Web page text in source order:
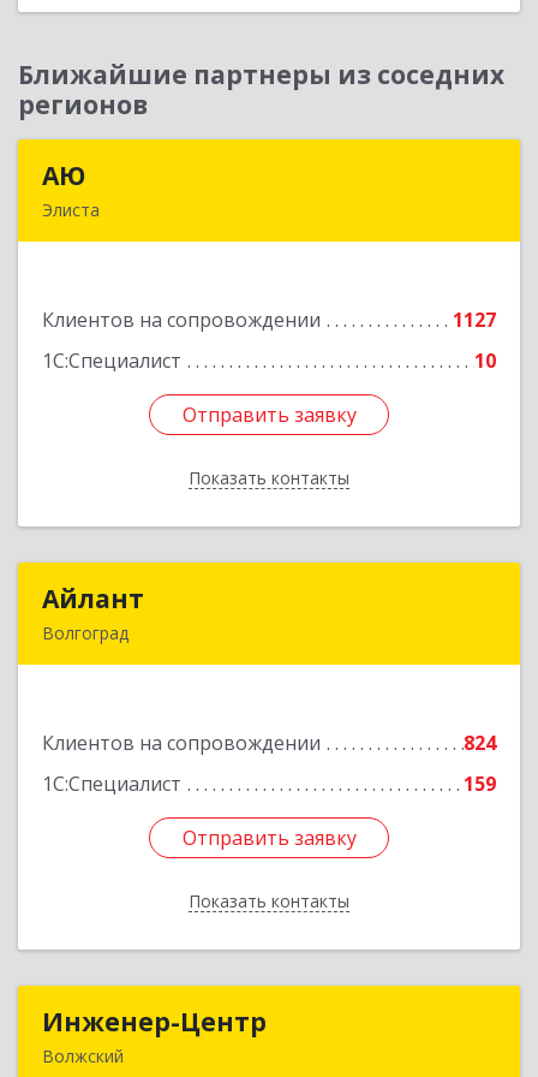
Ближайшие партнеры из соседних
регионов
АЮ
Элиста
Клиентов на сопровождении
1127
1С:Специалист
10
Отправить заявку
Показать контакты
Отправить заявку
Назад
Айлант
Волгоград
Клиентов на сопровождении
824
1С:Специалист
159
Отправить заявку
Показать контакты
Отправить заявку
Назад
Инженер-Центр
Волжский